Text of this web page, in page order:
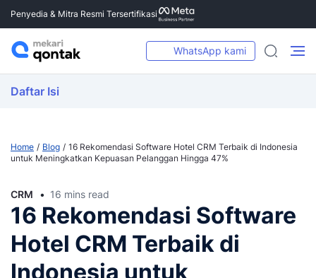
Penyedia & Mitra Resmi Tersertifikasi
WhatsApp kami
Daftar Isi
Home Blog
16 Rekomendasi Software Hotel CRM Terbaik di Indonesia
untuk Meningkatkan Kepuasan Pelanggan Hingga 47%
CRM 16 mins read
16 Rekomendasi Software
Hotel CRM Terbaik di
Indonesia untuk